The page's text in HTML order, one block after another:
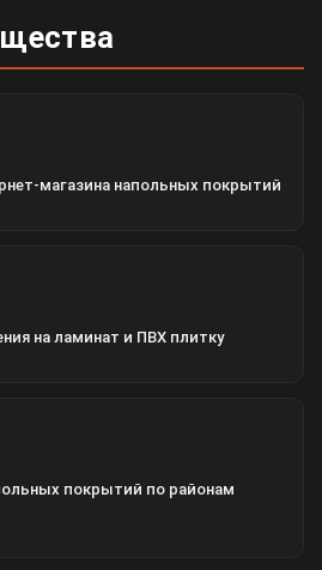
магазина напольных покрытий
на ламинат и ПВХ плитку
покрытий по районам